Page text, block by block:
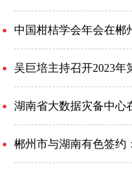
中国柑桔学会年会在郴
吴巨培主持召开2023年
湖南省大数据灾备中心
郴州市与湖南有色签约